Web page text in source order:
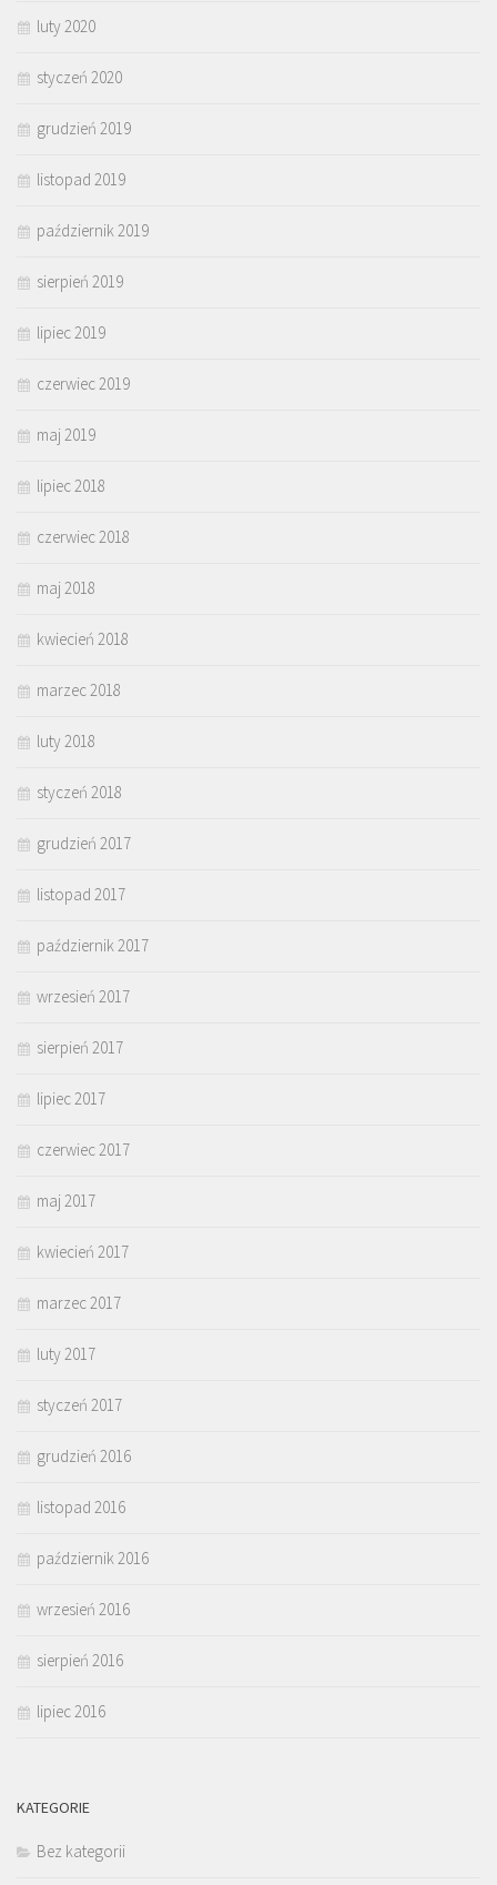
luty 2020
styczeń 2020
grudzień 2019
listopad 2019
październik 2019
sierpień 2019
lipiec 2019
czerwiec 2019
maj 2019
lipiec 2018
czerwiec 2018
maj 2018
kwiecień 2018
marzec 2018
luty 2018
styczeń 2018
grudzień 2017
listopad 2017
październik 2017
wrzesień 2017
sierpień 2017
lipiec 2017
czerwiec 2017
maj 2017
kwiecień 2017
marzec 2017
luty 2017
styczeń 2017
grudzień 2016
listopad 2016
październik 2016
wrzesień 2016
sierpień 2016
lipiec 2016
KATEGORIE
Bez kategorii